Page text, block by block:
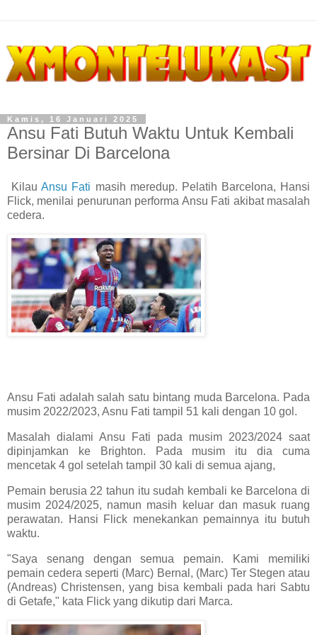
Kamis, 16 Januari 2025
Ansu Fati Butuh Waktu Untuk Kembali
Bersinar Di Barcelona
KilauAnsu Fati masih meredup. Pelatih Barcelona, Hansi
Flick, menilai penurunan performa Ansu Fati akibat masalah
cedera.
Ansu Fati adalah salah satu bintang muda Barcelona. Pada
musim 2022/2023, Asnu Fati tampil 51 kali dengan 10 gol.
Masalah dialami Ansu Fati pada musim 2023/2024 saat
dipinjamkan ke Brighton. Pada musim itu dia cuma
mencetak 4 gol setelah tampil 30 kali di semua ajang,
Pemain berusia 22 tahun itu sudah kembali ke Barcelona di
musim 2024/2025, namun masih keluar dan masuk ruang
perawatan. Hansi Flick menekankan pemainnya itu butuh
waktu.
"Saya senang dengan semua pemain. Kami memiliki
pemain cedera seperti (Marc) Bernal, (Marc) Ter Stegen atau
(Andreas) Christensen, yang bisa kembali pada hari Sabtu
di Getafe," kata Flick yang dikutip dari Marca.